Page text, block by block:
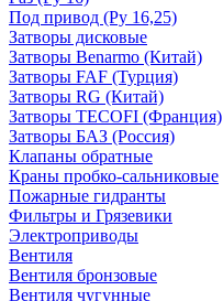
Под привод (Ру 16,25)
Затворы дисковые
Затворы Benarmo (Китай)
Затворы FAF (Турция)
Затворы RG (Китай)
Затворы TECOFI (Франция)
Затворы БАЗ (Россия)
Клапаны обратные
Краны пробко-сальниковые
Пожарные гидранты
Фильтры и Грязевики
Электроприводы
Вентиля
Вентиля бронзовые
Вентиля чугунные